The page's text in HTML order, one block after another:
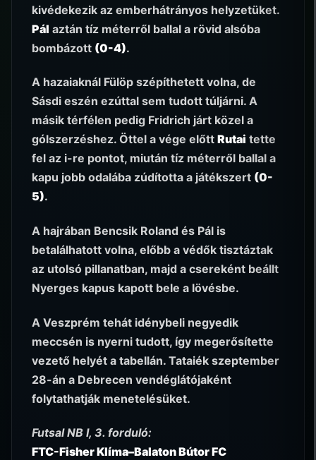
kivédekezik az emberhátrányos helyzetüket.
Pál aztán tíz méterről ballal a rövid alsóba
bombázott (0-4).
A hazaiaknál Fülöp szépíthetett volna, de
Sásdi eszén ezúttal sem tudott túljárni. A
másik térfélen pedig Fridrich járt közel a
gólszerzéshez. Öttel a vége előtt Rutai tette
fel az i-re pontot, miután tíz méterről ballal a
kapu jobb odalába zúdította a játékszert (0-
5).
A hajrában Bencsik Roland és Pál is
betalálhatott volna, előbb a védők tisztáztak
az utolsó pillanatban, majd a csereként beállt
Nyerges kapus kapott bele a lövésbe.
A Veszprém tehát idénybeli negyedik
meccsén is nyerni tudott, így megerősítette
vezető helyét a tabellán. Tataiék szeptember
28-án a Debrecen vendéglátójaként
folytathatják menetelésüket.
Futsal NB I, 3. forduló:
FTC-Fisher Klíma–Balaton Bútor FC